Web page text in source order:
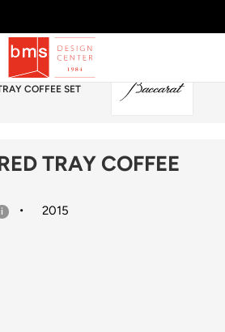
& Kahve Ekipmanı
COFFEE SET
TRAY COFFEE
2015